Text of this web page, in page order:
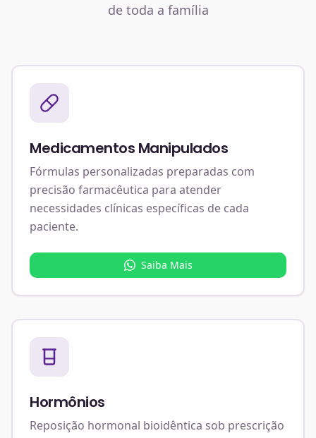
de toda a família
Medicamentos Manipulados
Fórmulas personalizadas preparadas com
precisão farmacêutica para atender
necessidades clínicas específicas de cada
paciente.
Saiba Mais
Hormônios
Reposição hormonal bioidêntica sob prescrição